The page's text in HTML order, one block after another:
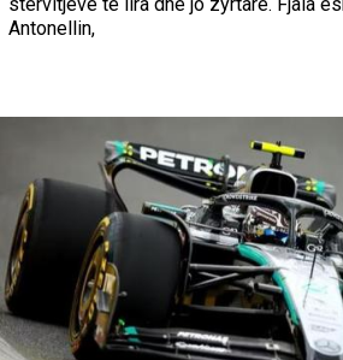
Antonellin,